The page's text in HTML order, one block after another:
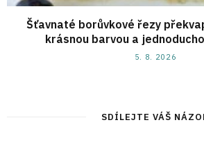
Šťavnaté borůvkové řezy
krásnou barvou a
5. 8. 2026
SDÍLEJTE VÁŠ